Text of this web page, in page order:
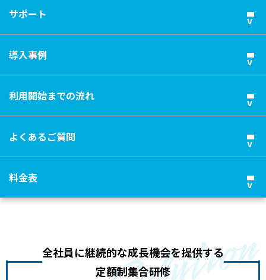
サポート
導入事例
利用開始までの流れ
よくあるご質問
料金表
全社員に継続的な成長機会を提供する
定額制集合研修